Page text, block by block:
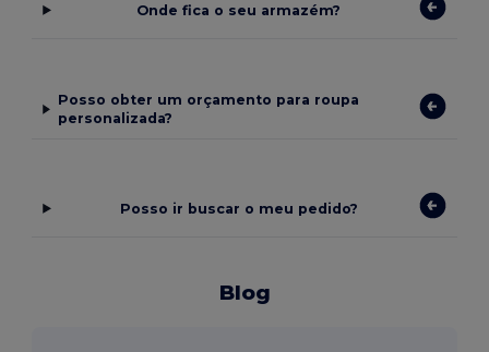
Onde fica o seu armazém?
Posso obter um orçamento para roupa
personalizada?
Posso ir buscar o meu pedido?
Blog